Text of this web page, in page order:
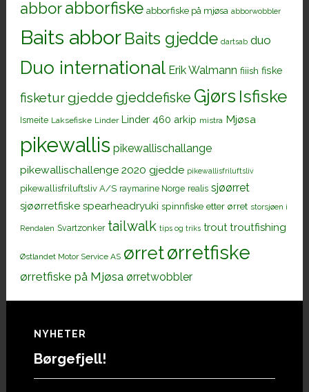
abborabborfiske abborfiske på mjøsa abborwobbler
Baits abbor Baits gjedde dartsab duo
Duo international Erik Walmann fiiish fiske
fisketurgjedde gjeddefiske Gjørs Isfiske
Ismeite Laksefiske Linder Linder 460 arkip mistra Mjøsa
pikewallis pikewallischallange
pikewallischallenge 2020 gjedde pikewallisfriluftsliv
pikewallisfriluftsliv A/S raymarine Norge realis sjøørret
sjøørretfiske spearheadryuki spinnfiske etter ørret storsjøen i
Rendalen Svartzonker tailwalk tips og triks trout troutfishing
Østlandet Motor Service AS ørretørretfiske
ørretfiske på Mjøsa ørretwobbler
Footer
NYHETER
Børgefjell!